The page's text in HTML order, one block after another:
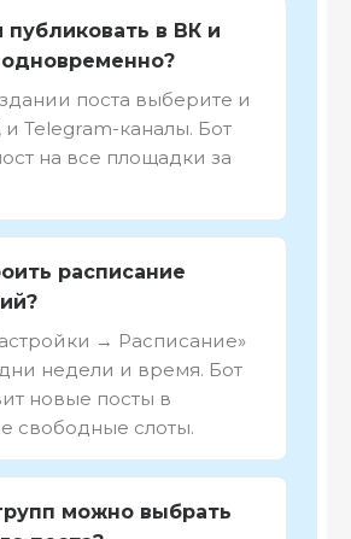
в ВК и
поста выберите и
и Telegram-каналы. Бот
на все площадки за
расписание
→ Расписание»
недели и время. Бот
новые посты в
свободные слоты.
можно выбрать